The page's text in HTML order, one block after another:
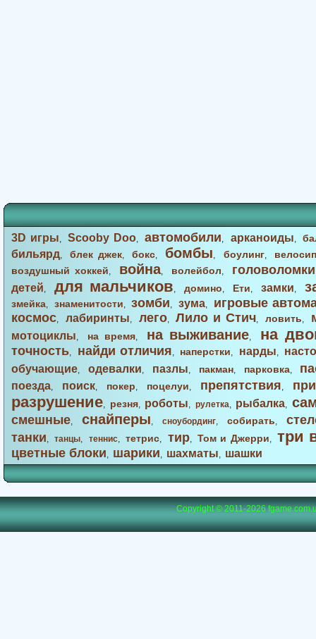
3D игры,Scooby Doo,автомобили, арканоиды,
бильярд,блек джек,бокс, бомбы, боулинг,
воздушный хоккей, война, волейбол, головоломки
детей, для мальчиков, домино, Ети, замки,
змейка, знаменитости,зомби, зума,
игровые
космос, лабиринты, лего,Лило и Стич,ловить,
мотоциклы, на время, на выживание, на
точность, найди отличия, наперстки, нарды,
обучающие, одевалки, пазлы, пакман, парковка,
поезда, поиск, покер, поцелуи, препятствия,
разрушение, резня, роботы, рулетка, рыбалка,
смешные, снайперы, сноубординг, собирать,
танки,танцы, теннис,тетрис, тир,Том и Джерри, три
цветные блоки, шарики, шахматы, шашки
Copyright © 2011-2026